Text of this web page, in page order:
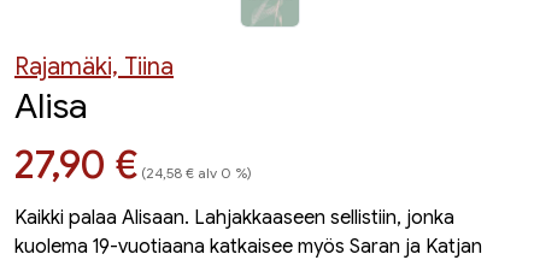
Rajamäki, Tiina
Alisa
Hinta nyt
27,90 € (24,58 € alv 0 %)
Kaikki palaa Alisaan. Lahjakkaaseen sellistiin, jonka
kuolema 19-vuotiaana katkaisee myös Saran ja Katjan